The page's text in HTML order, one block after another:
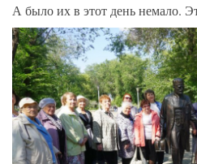
А было их в этот день немало.